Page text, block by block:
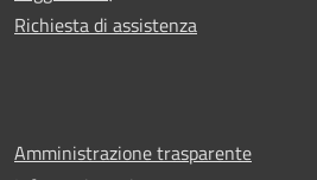
Richiesta di assistenza
Amministrazione trasparente